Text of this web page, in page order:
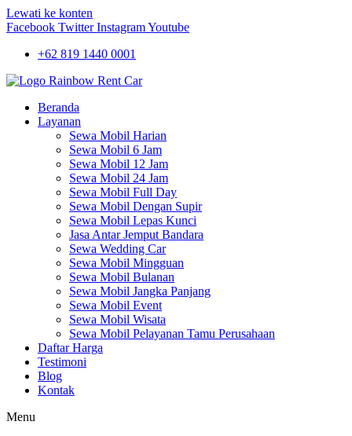
Lewati ke konten
Facebook Twitter InstagramYoutube
+62 819 1440 0001
Beranda
Layanan
Sewa Mobil Harian
Sewa Mobil 6 Jam
Sewa Mobil 12 Jam
Sewa Mobil 24 Jam
Sewa Mobil Full Day
Sewa Mobil Dengan Supir
Sewa Mobil Lepas Kunci
Jasa Antar Jemput Bandara
Sewa Wedding Car
Sewa Mobil Mingguan
Sewa Mobil Bulanan
Sewa Mobil Jangka Panjang
Sewa Mobil Event
Sewa Mobil Wisata
Sewa Mobil Pelayanan Tamu Perusahaan
Daftar Harga
Testimoni
Blog
Kontak
Menu